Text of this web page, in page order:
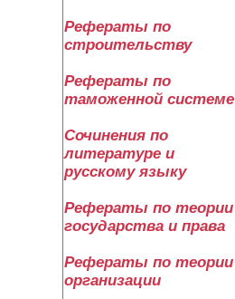
Рефераты по
строительству
Рефераты по
таможенной системе
Сочинения по
литературе и
русскому языку
Рефераты по теории
государства и права
Рефераты по теории
организации